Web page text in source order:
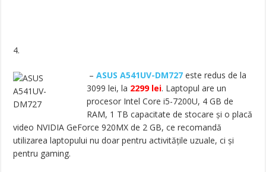
4.
–ASUS A541UV-DM727 este redus de la
3099 lei, la 2299 lei. Laptopul are un
procesor Intel Core i5-7200U, 4 GB de
RAM, 1 TB capacitate de stocare și o placă
video NVIDIA GeForce 920MX de 2 GB, ce recomandă
utilizarea laptopului nu doar pentru activitățile uzuale, ci și
pentru gaming.